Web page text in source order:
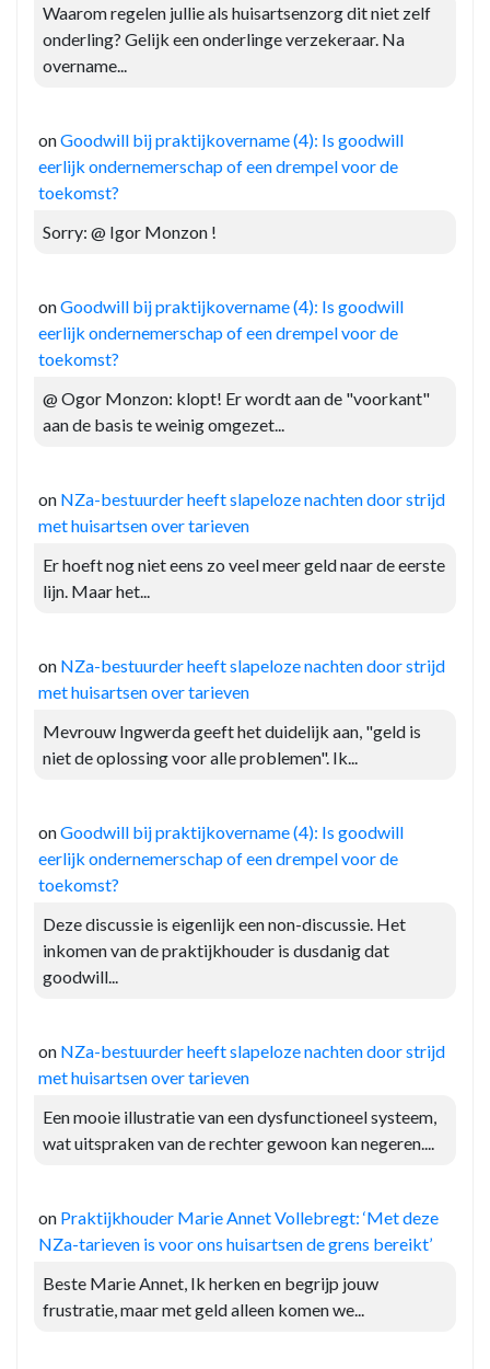
Waarom regelen jullie als huisartsenzorg dit niet zelf
onderling? Gelijk een onderlinge verzekeraar. Na
overname...
onGoodwill bij praktijkovername (4): Is goodwill
eerlijk ondernemerschap of een drempel voor de
toekomst?
Sorry: @ Igor Monzon !
onGoodwill bij praktijkovername (4): Is goodwill
eerlijk ondernemerschap of een drempel voor de
toekomst?
@ Ogor Monzon: klopt! Er wordt aan de "voorkant"
aan de basis te weinig omgezet...
on NZa-bestuurder heeft slapeloze nachten door strijd
met huisartsen over tarieven
Er hoeft nog niet eens zo veel meer geld naar de eerste
lijn. Maar het...
on NZa-bestuurder heeft slapeloze nachten door strijd
met huisartsen over tarieven
Mevrouw Ingwerda geeft het duidelijk aan, "geld is
niet de oplossing voor alle problemen". Ik...
onGoodwill bij praktijkovername (4): Is goodwill
eerlijk ondernemerschap of een drempel voor de
toekomst?
Deze discussie is eigenlijk een non-discussie. Het
inkomen van de praktijkhouder is dusdanig dat
goodwill...
on NZa-bestuurder heeft slapeloze nachten door strijd
met huisartsen over tarieven
Een mooie illustratie van een dysfunctioneel systeem,
wat uitspraken van de rechter gewoon kan negeren....
on Praktijkhouder Marie Annet Vollebregt: ‘Met deze
NZa-tarieven is voor ons huisartsen de grens bereikt’
Beste Marie Annet, Ik herken en begrijp jouw
frustratie, maar met geld alleen komen we...